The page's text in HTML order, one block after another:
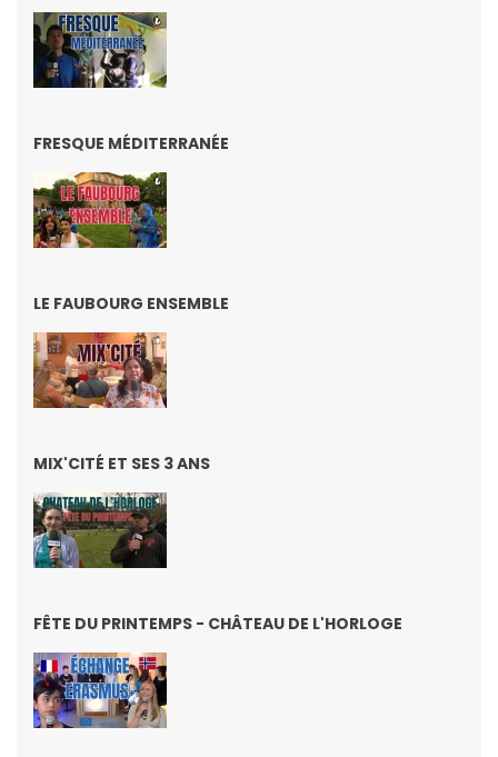
FRESQUE MÉDITERRANÉE
LE FAUBOURG ENSEMBLE
MIX'CITÉ ET SES 3 ANS
FÊTE DU PRINTEMPS - CHÂTEAU DE L'HORLOGE